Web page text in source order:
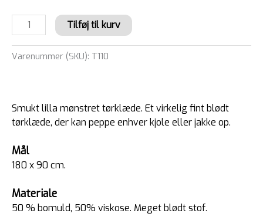
Tilføj til kurv
Varenummer (SKU): T110
Smukt lilla mønstret tørklæde. Et virkelig fint blødt
tørklæde, der kan peppe enhver kjole eller jakke op.
Mål
180 x 90 cm.
Materiale
50 % bomuld, 50% viskose. Meget blødt stof.